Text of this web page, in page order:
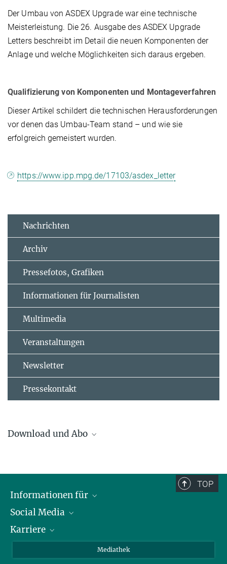
Der Umbau von ASDEX Upgrade war eine technische
Meisterleistung. Die 26. Ausgabe des ASDEX Upgrade
Letters beschreibt im Detail die neuen Komponenten der
Anlage und welche Möglichkeiten sich daraus ergeben.
Qualifizierung von Komponenten und Montageverfahren
Dieser Artikel schildert die technischen Herausforderungen
vor denen das Umbau-Team stand – und wie sie
erfolgreich gemeistert wurden.
https://www.ipp.mpg.de/17103/asdex_letter
Nachrichten
Archiv
Pressefotos, Grafiken
Informationen für Journalisten
Multimedia
Veranstaltungen
Newsletter
Pressekontakt
Download und Abo
TOP
Informationen für
Journalisten
Schule
Social Media
LinkedIn
Karriere
Mediathek